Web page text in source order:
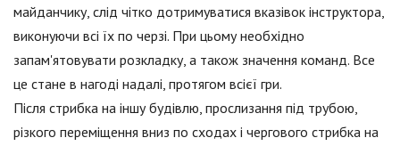
майданчику, слід чітко дотримуватися вказівок інструктора,
виконуючи всі їх по черзі. При цьому необхідно
запам'ятовувати розкладку, а також значення команд. Все
це стане в нагоді надалі, протягом всієї гри.
Після стрибка на іншу будівлю, прослизання під трубою,
різкого переміщення вниз по сходах і чергового стрибка на